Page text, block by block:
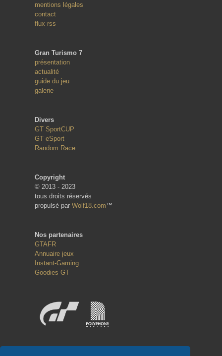
mentions légales
contact
flux rss
Gran Turismo 7
présentation
actualité
guide du jeu
galerie
Divers
GT SportCUP
GT eSport
Random Race
Copyright
© 2013 - 2023
tous droits réservés
propulsé par Wolf18.com™
Nos partenaires
GTAFR
Annuaire jeux
Instant-Gaming
Goodies GT